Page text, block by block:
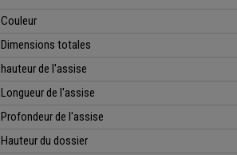
Couleur
Dimensions totales
hauteur de l'assise
Longueur de l'assise
Profondeur de l'assise
Hauteur du dossier